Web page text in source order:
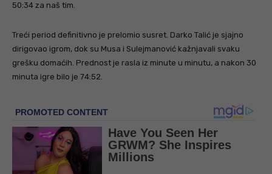
50:34 za naš tim.
Treći period definitivno je prelomio susret. Darko Talić je sjajno
dirigovao igrom, dok su Musa i Sulejmanović kažnjavali svaku
grešku domaćih. Prednost je rasla iz minute u minutu, a nakon 30
minuta igre bilo je 74:52.